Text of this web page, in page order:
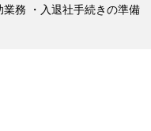
務 ・入退社手続きの準備